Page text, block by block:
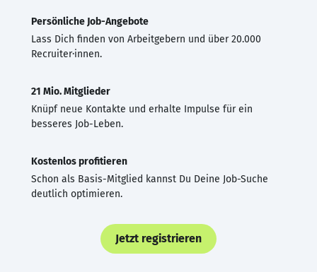
Persönliche Job-Angebote
Lass Dich finden von Arbeitgebern und über 20.000
Recruiter·innen.
21 Mio. Mitglieder
Knüpf neue Kontakte und erhalte Impulse für ein
besseres Job-Leben.
Kostenlos profitieren
Schon als Basis-Mitglied kannst Du Deine Job-Suche
deutlich optimieren.
Jetzt registrieren